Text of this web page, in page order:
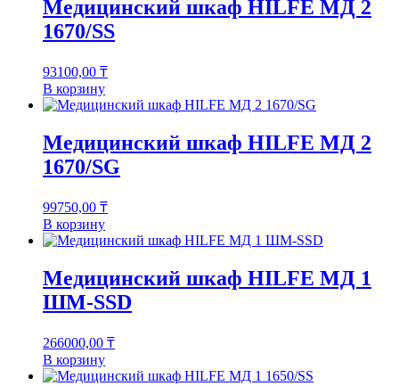
Медицинский шкаф HILFE МД 2
1670/SS
93100,00 ₸
В корзину
Медицинский шкаф HILFE МД 2
1670/SG
99750,00 ₸
В корзину
Медицинский шкаф HILFE МД 1
ШМ-SSD
266000,00 ₸
В корзину